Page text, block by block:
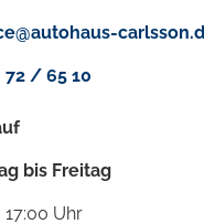
72 / 65 10
bis Freitag
Uhr